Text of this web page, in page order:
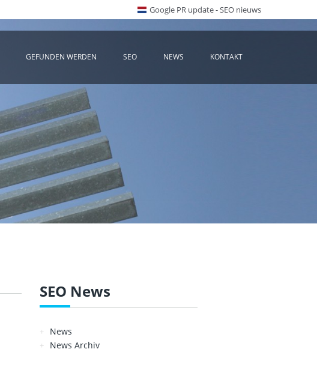
Google PR update - SEO nieuws
GEFUNDEN WERDEN SEO NEWS KONTAKT
SEO News
News
News Archiv